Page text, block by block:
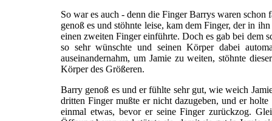
So war es auch - denn die Finger Barrys waren
genoß es und stöhnte leise, kam dem Finger, der in
einen zweiten Finger einführte. Doch es gab bei dem
so sehr wünschte und seinen Körper dabei
auseinandernahm, um Jamie zu weiten, stöhnte
Körper des Größeren.
Barry genoß es und er fühlte sehr gut, wie weich
dritten Finger mußte er nicht dazugeben, und er
einmal etwas, bevor er seine Finger zurückzog.